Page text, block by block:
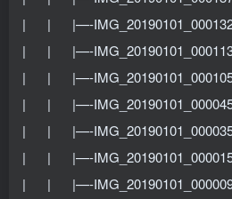
| | |—-
| | |—-
| | |—-
| | |—-
| | |—-
| | |—-
| | |—-